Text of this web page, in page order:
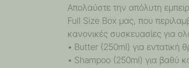
Απολαύστε την απόλυτη
Full Size Box μας, που
κανονικές συσκευασίες για
• Butter (250ml) για εντατική
• Shampoo (250ml) για βαθύ